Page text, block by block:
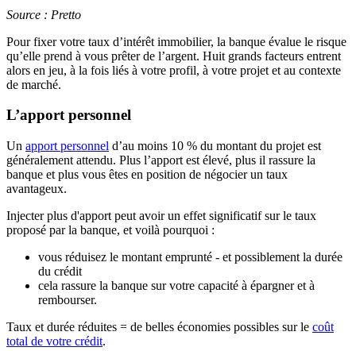
Source : Pretto
Pour fixer votre taux d’intérêt immobilier, la banque évalue le risque
qu’elle prend à vous prêter de l’argent. Huit grands facteurs entrent
alors en jeu, à la fois liés à votre profil, à votre projet et au contexte
de marché.
L’apport personnel
Un apport personnel d’au moins 10 % du montant du projet est
généralement attendu. Plus l’apport est élevé, plus il rassure la
banque et plus vous êtes en position de négocier un taux
avantageux.
Injecter plus d'apport peut avoir un effet significatif sur le taux
proposé par la banque, et voilà pourquoi :
vous réduisez le montant emprunté - et possiblement la durée
du crédit
cela rassure la banque sur votre capacité à épargner et à
rembourser.
Taux et durée réduites = de belles économies possibles sur le coût
total de votre crédit.